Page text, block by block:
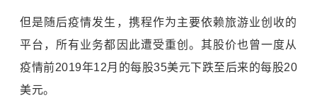
但是随后疫情发生，携程作为主要依赖旅游业创收的
平台，所有业务都因此遭受重创。其股价也曾一度从
疫情前2019年12月的每股35美元下跌至后来的每股20
美元。